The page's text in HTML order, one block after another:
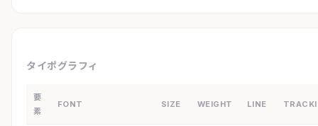
タイポグラフィ
要
素
FONT SIZE WEIGHT LINE